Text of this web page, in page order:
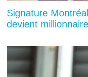
Signature
devient millionnaire